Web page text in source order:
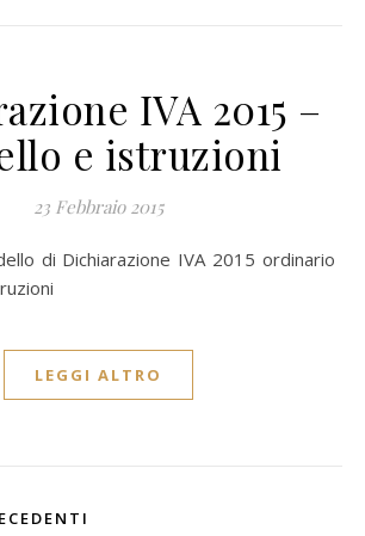
IVA 2015 –
e istruzioni
23 Febbraio 2015
LEGGI ALTRO